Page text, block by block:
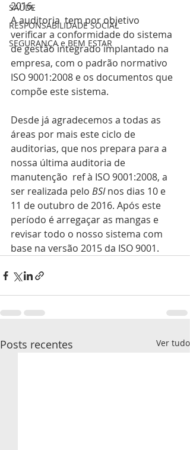
SAÚDE
RESPONSABILIDADE SOCIAL
SEGURANÇA e BEM ESTAR
2016.
A auditoria  tem por objetivo
verificar a conformidade do sistema
de gestão integrado implantado na
empresa, com o padrão normativo
ISO 9001:2008 e os documentos que
compõe este sistema.
Desde já agradecemos a todas as
áreas por mais este ciclo de
auditorias, que nos prepara para a
nossa última auditoria de
manutenção  ref à ISO 9001:2008, a
ser realizada pelo BSI nos dias 10 e
11 de outubro de 2016. Após este
período é arregaçar as mangas e
revisar todo o nosso sistema com
base na versão 2015 da ISO 9001.
Posts recentes Ver tudo